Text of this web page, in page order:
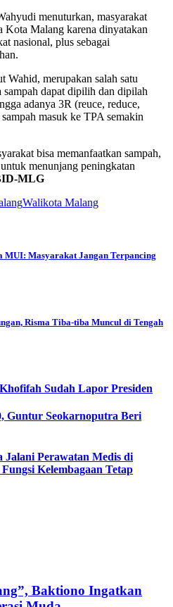
menuturkan, masyarakat
Kota Malang karena dinyatakan
nasional, plus sebagai
Wahid, merupakan salah satu
sampah dapat dipilih dan dipilah
adanya 3R (reuce, reduce,
masuk ke TPA semakin
bisa memanfaatkan sampah,
menunjang peningkatan
MLG
Walikota Malang
MUI: Masyarakat Jangan Terpancing
Risma Tiba-tiba Muncul di Tengah
Sudah Lapor Presiden
Guntur Seokarnoputra Beri
Jalani Perawatan Medis di
Kelembagaan Tetap
Baktiono Ingatkan